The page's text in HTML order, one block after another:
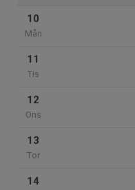
10
Mån
11
Tis
12
Ons
13
Tor
14